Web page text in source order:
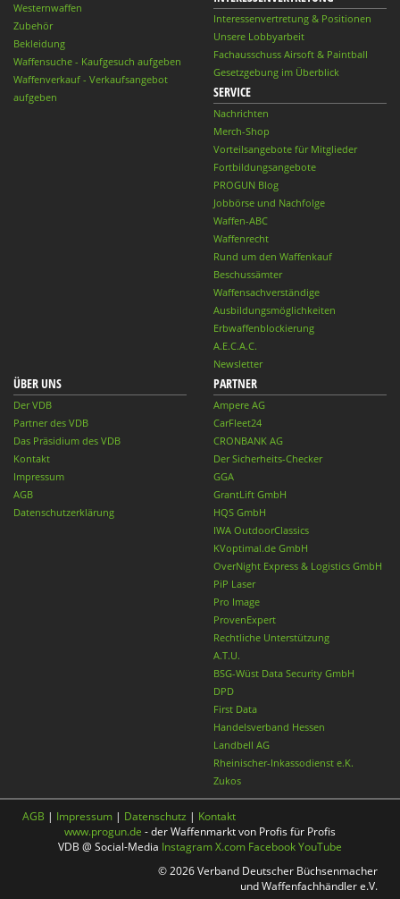
Westernwaffen
Zubehör
Bekleidung
Waffensuche - Kaufgesuch aufgeben
Waffenverkauf - Verkaufsangebot
aufgeben
Interessenvertretung & Positionen
Unsere Lobbyarbeit
Fachausschuss Airsoft & Paintball
Gesetzgebung im Überblick
SERVICE
Nachrichten
Merch-Shop
Vorteilsangebote für Mitglieder
Fortbildungsangebote
PROGUN Blog
Jobbörse und Nachfolge
Waffen-ABC
Waffenrecht
Rund um den Waffenkauf
Beschussämter
Waffensachverständige
Ausbildungsmöglichkeiten
Erbwaffenblockierung
A.E.C.A.C.
Newsletter
ÜBER UNS
Der VDB
Partner des VDB
Das Präsidium des VDB
Kontakt
Impressum
AGB
Datenschutzerklärung
PARTNER
Ampere AG
CarFleet24
CRONBANK AG
Der Sicherheits-Checker
GGA
GrantLift GmbH
HQS GmbH
IWA OutdoorClassics
KVoptimal.de GmbH
OverNight Express & Logistics GmbH
PiP Laser
Pro Image
ProvenExpert
Rechtliche Unterstützung
A.T.U.
BSG-Wüst Data Security GmbH
DPD
First Data
Handelsverband Hessen
Landbell AG
Rheinischer-Inkassodienst e.K.
Zukos
AGB | Impressum | Datenschutz | Kontakt
www.progun.de - der Waffenmarkt von Profis für Profis
VDB @ Social-Media InstagramX.com FacebookYouTube
© 2026 Verband Deutscher Büchsenmacher
und Waffenfachhändler e.V.